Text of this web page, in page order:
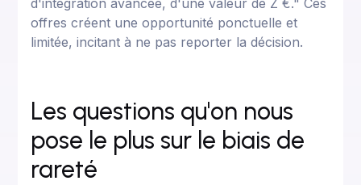
d'intégration avancée, d'une valeur de Z €." Ces
offres créent une opportunité ponctuelle et
limitée, incitant à ne pas reporter la décision.
Les questions qu'on nous
pose le plus sur le biais de
rareté